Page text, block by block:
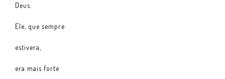
Deus.
Ele, que sempre
estivera,
era mais forte